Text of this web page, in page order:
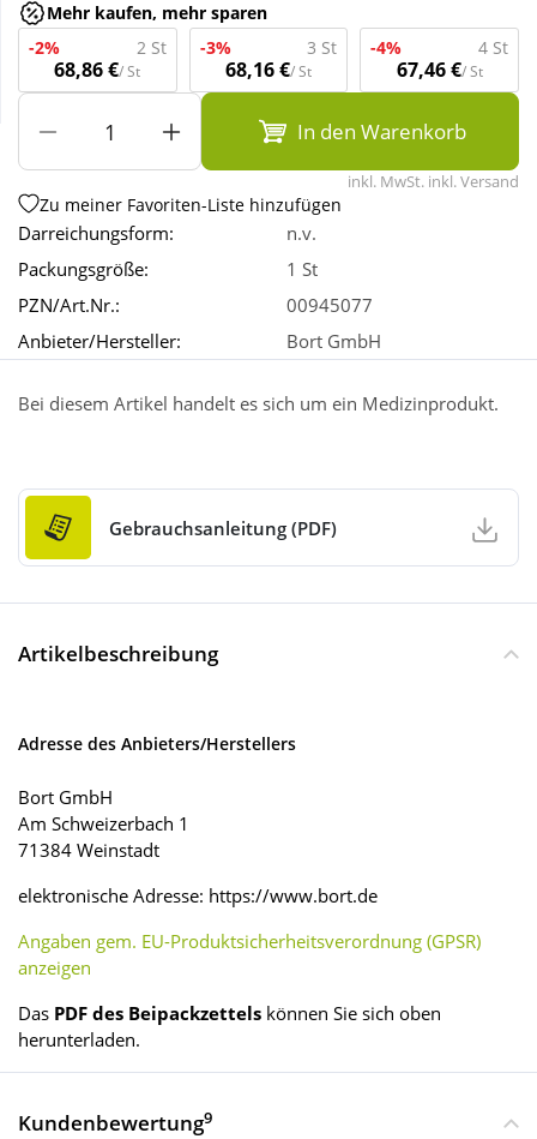
Tierbedarf
Mehr kaufen, mehr sparen
-2%
2 St
68,86 €/ St
-3% 3 St
68,16 €/ St
-4% 4 St
67,46 €/ St
In den Warenkorb
inkl. MwSt. inkl. Versand
Zu meiner Favoriten-Liste hinzufügen
Darreichungsform:
n.v.
Packungsgröße:
1 St
PZN/Art.Nr.:
00945077
Anbieter/Hersteller:
Bort GmbH
Bei diesem Artikel handelt es sich um ein Medizinprodukt.
Gebrauchsanleitung (PDF)
Artikelbeschreibung
Adresse des Anbieters/Herstellers
Bort GmbH
Am Schweizerbach 1
71384 Weinstadt
elektronische Adresse: https://www.bort.de
Angaben gem. EU-Produktsicherheitsverordnung (GPSR)
anzeigen
Das PDF des Beipackzettels können Sie sich oben
herunterladen.
Kundenbewertung9